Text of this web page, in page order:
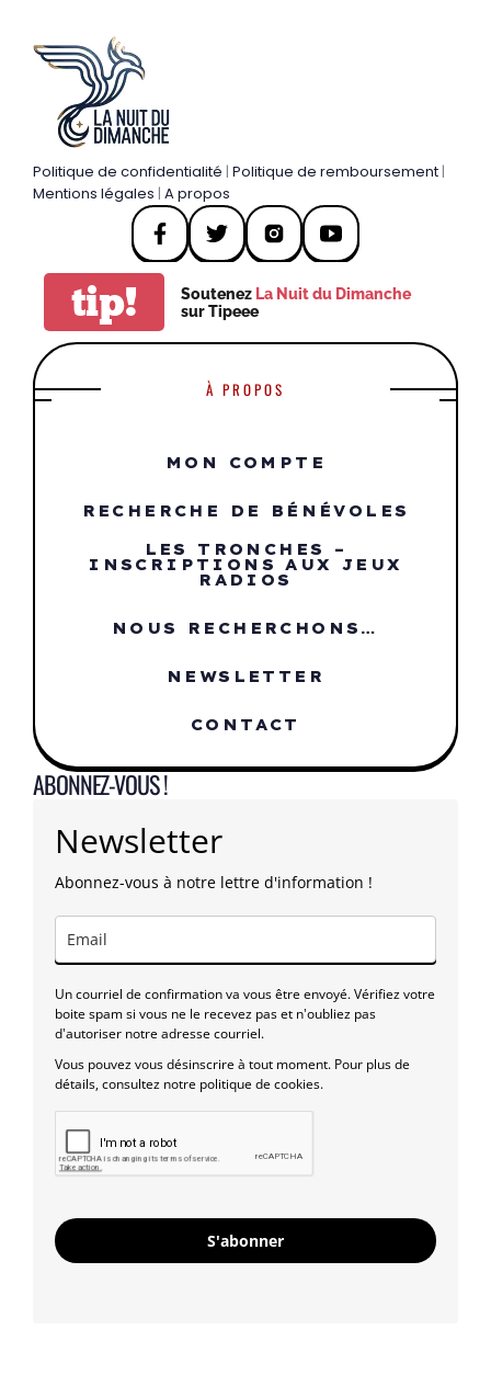
Politique de confidentialité | Politique de remboursement|
Mentions légales | A propos
tip! Soutenez La Nuit du Dimanche
sur Tipeee
À PROPOS
MON COMPTE
RECHERCHE DE BÉNÉVOLES
LES TRONCHES –
INSCRIPTIONS AUX JEUX
RADIOS
NOUS RECHERCHONS…
NEWSLETTER
CONTACT
ABONNEZ-VOUS !
Newsletter
Abonnez-vous à notre lettre d'information !
Un courriel de confirmation va vous être envoyé. Vérifiez votre
boite spam si vous ne le recevez pas et n'oubliez pas
d'autoriser notre adresse courriel.
Vous pouvez vous désinscrire à tout moment. Pour plus de
détails, consultez notre politique de cookies.
S'abonner